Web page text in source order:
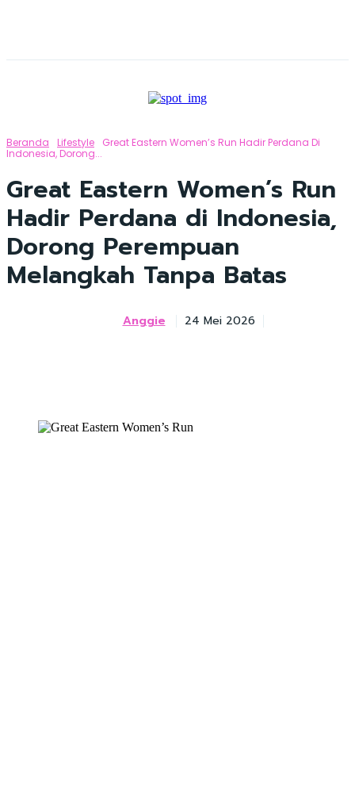
Beranda Lifestyle
Great Eastern Women’s Run Hadir Perdana Di
Indonesia, Dorong...
Great Eastern Women’s Run
Hadir Perdana di Indonesia,
Dorong Perempuan
Melangkah Tanpa Batas
Anggie 24 Mei 2026